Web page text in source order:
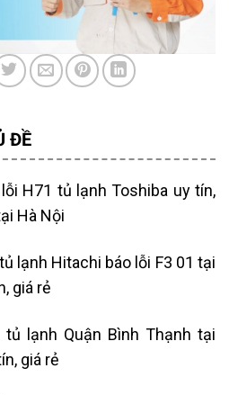
ĐỀ
H71 tủ lạnh Toshiba uy tín,
Hà Nội
lạnh Hitachi báo lỗi F3 01 tại
giá rẻ
lạnh Quận Bình Thạnh tại
giá rẻ